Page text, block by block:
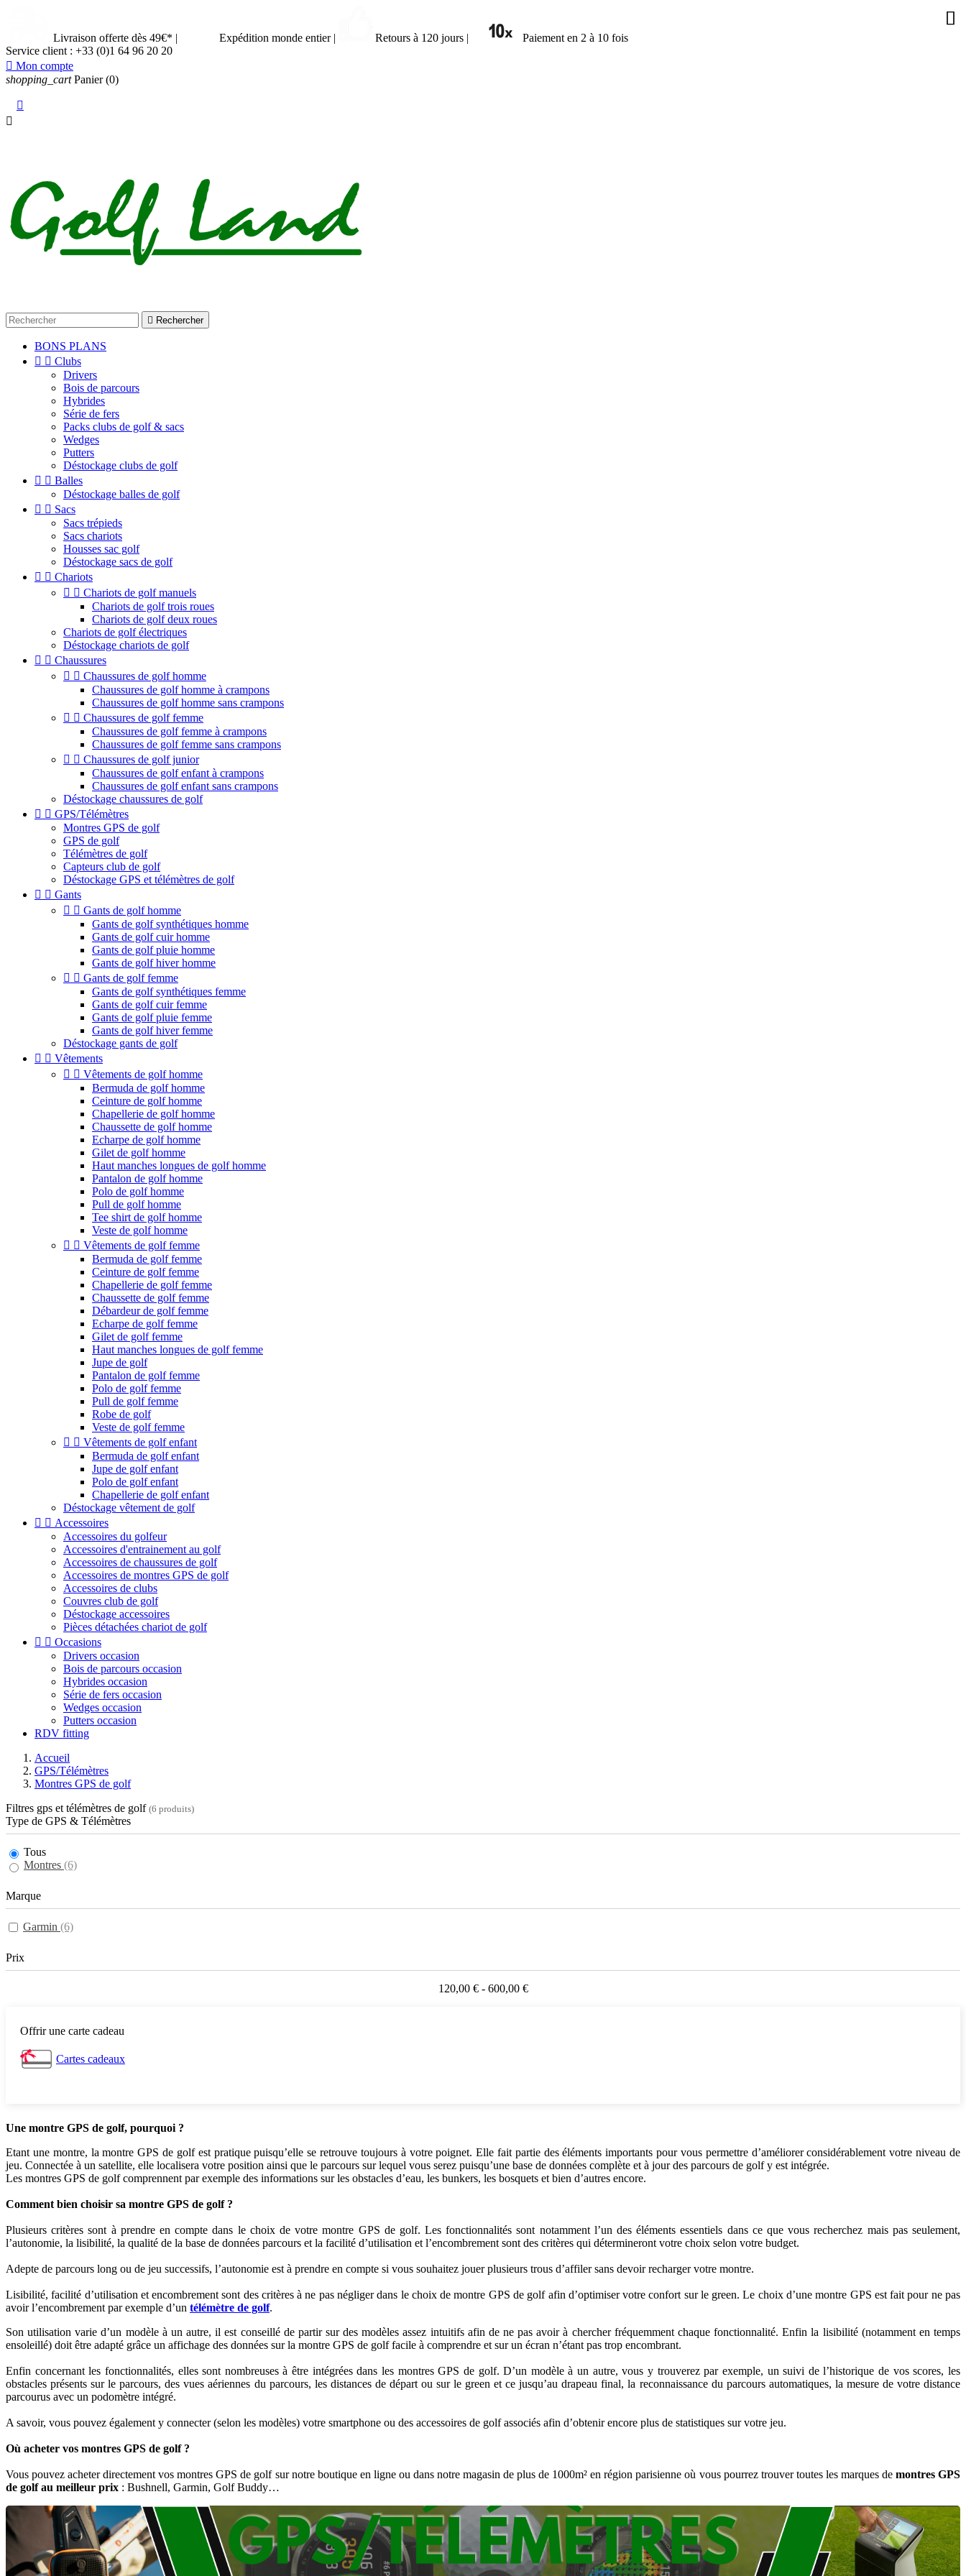
Livraison offerte dès 49€* | Expédition monde entier | Retours à 120 jours |
Paiement en 2 à 10 fois
Service client : +33 (0)1 64 96 20 20
 Mon compte
shopping_cart Panier (0)


 Rechercher
BONS PLANS
  Clubs
Drivers
Bois de parcours
Hybrides
Série de fers
Packs clubs de golf & sacs
Wedges
Putters
Déstockage clubs de golf
  Balles
Déstockage balles de golf
  Sacs
Sacs trépieds
Sacs chariots
Housses sac golf
Déstockage sacs de golf
  Chariots
  Chariots de golf manuels
Chariots de golf trois roues
Chariots de golf deux roues
Chariots de golf électriques
Déstockage chariots de golf
  Chaussures
  Chaussures de golf homme
Chaussures de golf homme à crampons
Chaussures de golf homme sans crampons
  Chaussures de golf femme
Chaussures de golf femme à crampons
Chaussures de golf femme sans crampons
  Chaussures de golf junior
Chaussures de golf enfant à crampons
Chaussures de golf enfant sans crampons
Déstockage chaussures de golf
  GPS/Télémètres
Montres GPS de golf
GPS de golf
Télémètres de golf
Capteurs club de golf
Déstockage GPS et télémètres de golf
  Gants
  Gants de golf homme
Gants de golf synthétiques homme
Gants de golf cuir homme
Gants de golf pluie homme
Gants de golf hiver homme
  Gants de golf femme
Gants de golf synthétiques femme
Gants de golf cuir femme
Gants de golf pluie femme
Gants de golf hiver femme
Déstockage gants de golf
  Vêtements
  Vêtements de golf homme
Bermuda de golf homme
Ceinture de golf homme
Chapellerie de golf homme
Chaussette de golf homme
Echarpe de golf homme
Gilet de golf homme
Haut manches longues de golf homme
Pantalon de golf homme
Polo de golf homme
Pull de golf homme
Tee shirt de golf homme
Veste de golf homme
  Vêtements de golf femme
Bermuda de golf femme
Ceinture de golf femme
Chapellerie de golf femme
Chaussette de golf femme
Débardeur de golf femme
Echarpe de golf femme
Gilet de golf femme
Haut manches longues de golf femme
Jupe de golf
Pantalon de golf femme
Polo de golf femme
Pull de golf femme
Robe de golf
Veste de golf femme
  Vêtements de golf enfant
Bermuda de golf enfant
Jupe de golf enfant
Polo de golf enfant
Chapellerie de golf enfant
Déstockage vêtement de golf
  Accessoires
Accessoires du golfeur
Accessoires d'entrainement au golf
Accessoires de chaussures de golf
Accessoires de montres GPS de golf
Accessoires de clubs
Couvres club de golf
Déstockage accessoires
Pièces détachées chariot de golf
  Occasions
Drivers occasion
Bois de parcours occasion
Hybrides occasion
Série de fers occasion
Wedges occasion
Putters occasion
RDV fitting
Accueil
GPS/Télémètres
Montres GPS de golf
Filtres gps et télémètres de golf (6 produits)
Type de GPS & Télémètres
Tous
Montres (6)
Marque
Garmin (6)
Prix
120,00 € - 600,00 €
Offrir une carte cadeau
Cartes cadeaux
Une montre GPS de golf, pourquoi ?
Etant une montre, la montre GPS de golf est pratique puisqu’elle se retrouve toujours à votre poignet. Elle fait partie des éléments importants pour vous permettre d’améliorer considérablement votre niveau de
jeu. Connectée à un satellite, elle localisera votre position ainsi que le parcours sur lequel vous serez puisqu’une base de données complète et à jour des parcours de golf y est intégrée.
Les montres GPS de golf comprennent par exemple des informations sur les obstacles d’eau, les bunkers, les bosquets et bien d’autres encore.
Comment bien choisir sa montre GPS de golf ?
Plusieurs critères sont à prendre en compte dans le choix de votre montre GPS de golf. Les fonctionnalités sont notamment l’un des éléments essentiels dans ce que vous recherchez mais pas seulement,
l’autonomie, la lisibilité, la qualité de la base de données parcours et la facilité d’utilisation et l’encombrement sont des critères qui détermineront votre choix selon votre budget.
Adepte de parcours long ou de jeu successifs, l’autonomie est à prendre en compte si vous souhaitez jouer plusieurs trous d’affiler sans devoir recharger votre montre.
Lisibilité, facilité d’utilisation et encombrement sont des critères à ne pas négliger dans le choix de montre GPS de golf afin d’optimiser votre confort sur le green. Le choix d’une montre GPS est fait pour ne pas
avoir l’encombrement par exemple d’un télémètre de golf.
Son utilisation varie d’un modèle à un autre, il est conseillé de partir sur des modèles assez intuitifs afin de ne pas avoir à chercher fréquemment chaque fonctionnalité. Enfin la lisibilité (notamment en temps
ensoleillé) doit être adapté grâce un affichage des données sur la montre GPS de golf facile à comprendre et sur un écran n’étant pas trop encombrant.
Enfin concernant les fonctionnalités, elles sont nombreuses à être intégrées dans les montres GPS de golf. D’un modèle à un autre, vous y trouverez par exemple, un suivi de l’historique de vos scores, les
obstacles présents sur le parcours, des vues aériennes du parcours, les distances de départ ou sur le green et ce jusqu’au drapeau final, la reconnaissance du parcours automatiques, la mesure de votre distance
parcourus avec un podomètre intégré.
A savoir, vous pouvez également y connecter (selon les modèles) votre smartphone ou des accessoires de golf associés afin d’obtenir encore plus de statistiques sur votre jeu.
Où acheter vos montres GPS de golf ?
Vous pouvez acheter directement vos montres GPS de golf sur notre boutique en ligne ou dans notre magasin de plus de 1000m² en région parisienne où vous pourrez trouver toutes les marques de montres GPS
de golf au meilleur prix : Bushnell, Garmin, Golf Buddy…





